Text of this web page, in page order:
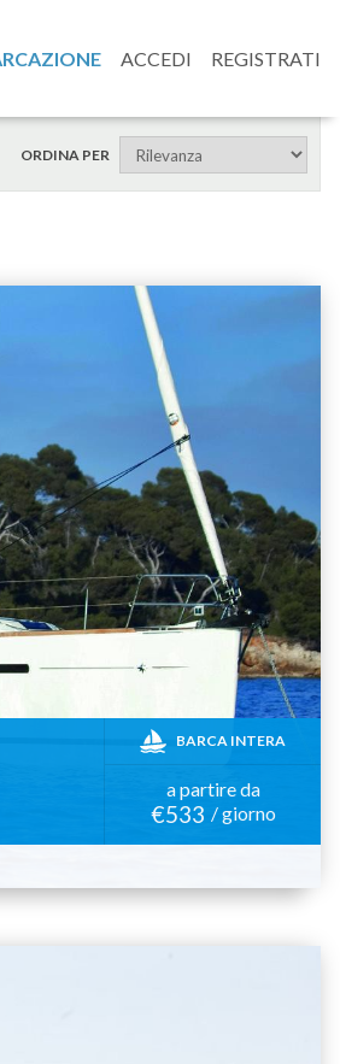
ACCEDI REGISTRATI
ORDINA PER
BARCA INTERA
a partire da
€533 / giorno